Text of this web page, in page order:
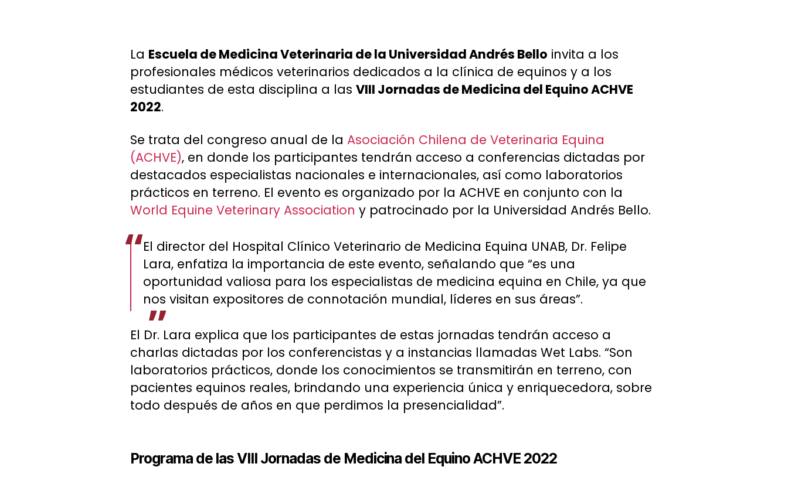
La Escuela de Medicina Veterinaria de la Universidad Andrés Bello invita a los
profesionales médicos veterinarios dedicados a la clínica de equinos y a los
estudiantes de esta disciplina a las VIII Jornadas de Medicina del Equino ACHVE
2022.
Se trata del congreso anual de la Asociación Chilena de Veterinaria Equina
(ACHVE), en donde los participantes tendrán acceso a conferencias dictadas por
destacados especialistas nacionales e internacionales, así como laboratorios
prácticos en terreno. El evento es organizado por la ACHVE en conjunto con la
World Equine Veterinary Association y patrocinado por la Universidad Andrés Bello.
El director del Hospital Clínico Veterinario de Medicina Equina UNAB, Dr. Felipe
Lara, enfatiza la importancia de este evento, señalando que “es una
oportunidad valiosa para los especialistas de medicina equina en Chile, ya que
nos visitan expositores de connotación mundial, líderes en sus áreas”.
El Dr. Lara explica que los participantes de estas jornadas tendrán acceso a
charlas dictadas por los conferencistas y a instancias llamadas Wet Labs. “Son
laboratorios prácticos, donde los conocimientos se transmitirán en terreno, con
pacientes equinos reales, brindando una experiencia única y enriquecedora, sobre
todo después de años en que perdimos la presencialidad”.
Programa de las VIII Jornadas de Medicina del Equino ACHVE 2022